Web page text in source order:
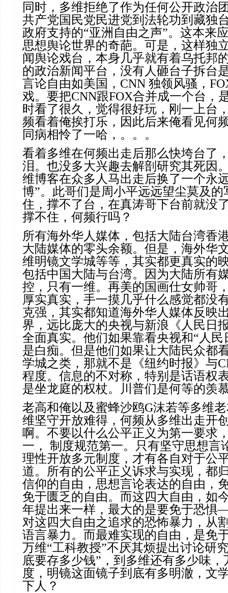
同时，多维拒绝了作为任何公开政治
共产党国民党民进党到法轮功到藏独
政府支持的“亚洲自由之声”。这本来
思想舆论世界的奇葩。可是，这样独
闻舆论戏台，本身几乎就有着乌托邦
的政治新闻平台，没有人砸台子拆台
言论自由如美国，CNN 独领风骚，
戏。要把CNN跟FOX合并成一个台，
时看了很久，觉得很好玩，刚一上台
频看着俺挨打乐，因此后来俺看见何
同病相怜了一哈，。。。
看着多维在何频出走后那么快垮台了
泪。也没多大兴趣去解剖研究其死因
维博客在众多人马出走后换了一个永
博”。此哥们是周小平远远望尘莫及
住，撑不了台，在真涛哥下台前就没
撑不住，何频行吗？
所有海外华人媒体，包括大陆台湾香
大陆媒体的零头余额。但是，海外华
维明镜文学城等等，其实都更真实的
包括中国大陆与台湾。因为大陆所有
控，只有一维。再美的国画仕女帅哥
厚实真实，手一摸几乎什么感觉都没
克强，其实都知道海外华人媒体反映
界，远比庞大的央视与新浪《人民日
全面真实。他们如果靠看央视和“人民
是白痴。但是他们如果让大陆民众都
学城之类，那就不是《纽约时报》与
程度。信息的不对称，特别是话语权
是坐龙庭的权杖。川普们是何等的羡
老高和俺以及蜜蜂沙鸥G沫若等多维
维坚守开放难得，何频从多维出走开
啊。不要以什么公平正义为第一要求
一， 制度规范第一。只有坚守思想言
理性开放多元制度，才有各自对于公
道。所有的公平正义诉求与实现，都
信仰的自由，思想言论表达的自由，
免于匮乏的自由。而这四大自由，如
年提出来一样，最大的是要免于恐
对这四大自由之追求的恐怖暴力，从
语言暴力。而最难实现的自由，是免
万维“工科教授”不厌其烦提出讨论研
底要存多少钱”，到多维还有多少味
度，明镜这面镜子到底有多明澈，文
下人？